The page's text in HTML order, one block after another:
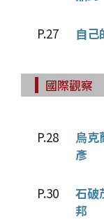
P.27 自
國際觀察
P.28
烏克
彥
P.30
石破
邦